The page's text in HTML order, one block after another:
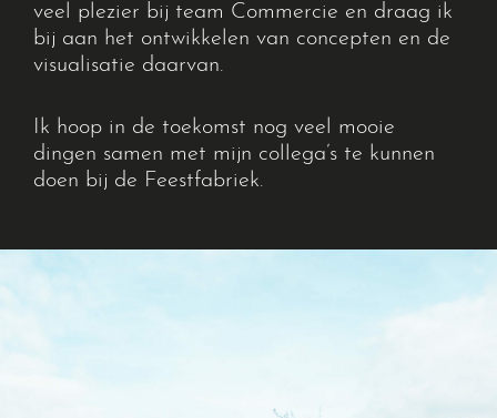
veel plezier bij team Commercie en draag ik
bij aan het ontwikkelen van concepten en de
visualisatie daarvan.
Ik hoop in de toekomst nog veel mooie
dingen samen met mijn collega’s te kunnen
doen bij de Feestfabriek.